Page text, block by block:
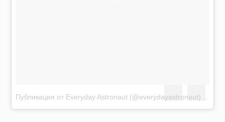
Публикация от Everyday Astronaut (@everydayastronaut)Фев 4